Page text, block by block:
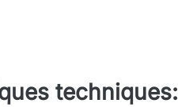
techniques: